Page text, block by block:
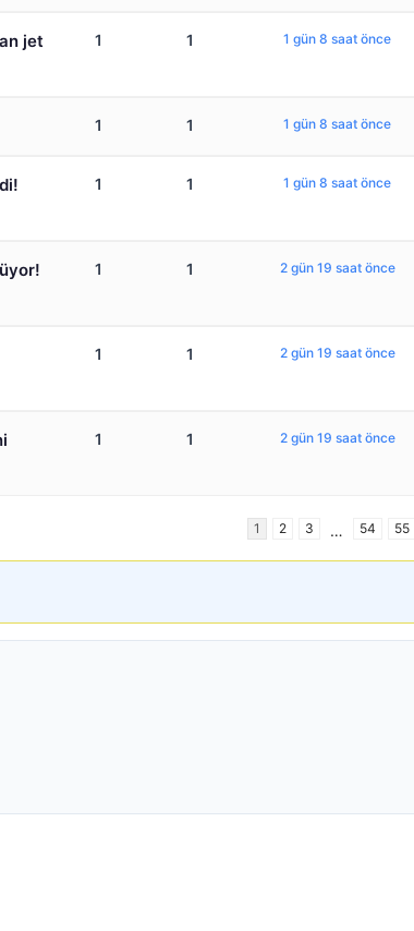
jet
1 1 1 gün 8 saat önce
1 1 1 gün 8 saat önce
1 1 1 gün 8 saat önce
1 1 2 gün 19 saat önce
1 1 2 gün 19 saat önce
1 1 2 gün 19 saat önce
1 2 3 … 54 55